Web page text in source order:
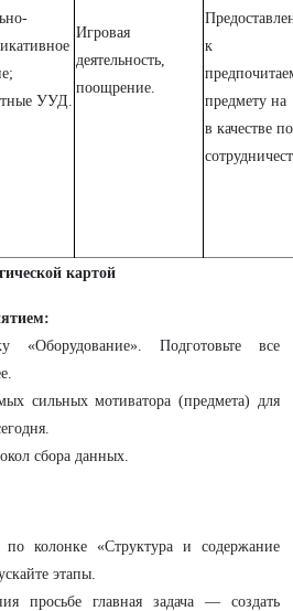
УУД.
Игровая
деятельность,
поощрение.
к
предмету
в качестве
картой
«Оборудование». Подготовьте все
сильных мотиватора (предмета) для
сбора данных.
по колонке «Структура и содержание
этапы.
просьбе главная задача — создать